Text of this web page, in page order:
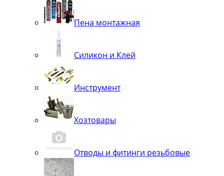
Пена монтажная
Силикон и Клей
Инструмент
Хозтовары
Отводы и фитинги резьбовые